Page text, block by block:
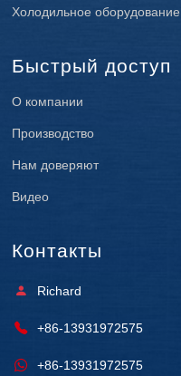
Холодильное оборудование
Быстрый доступ
О компании
Производство
Нам доверяют
Видео
Контакты
Richard
+86-13931972575
+86-13931972575